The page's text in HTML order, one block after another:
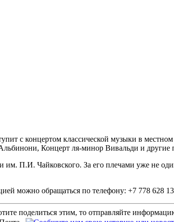
с концертом классической музыки в
Концерт ля-минор Вивальди и другие
П.И. Чайковского. За его плечами уже не
можно обращаться по телефону: +7 778 628
поделиться этим, то отправляйте